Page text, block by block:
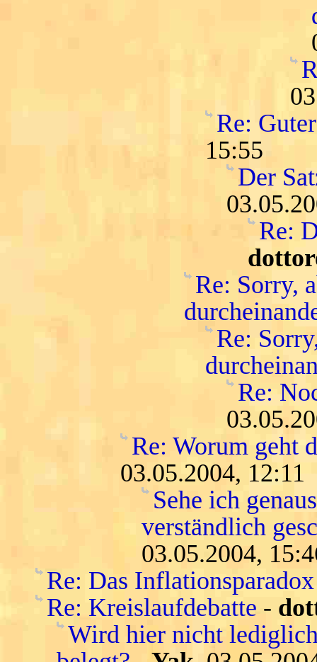
Re:
15:55
Der
Re:
Re: Sorry,
Re:
Re:
Re: Worum geht
03.05.2004, 12:11
Sehe ich
verständlich
03.05.2004,
Re: Das Inflationsparadox
Re: Kreislaufdebatte -
Wird hier nicht